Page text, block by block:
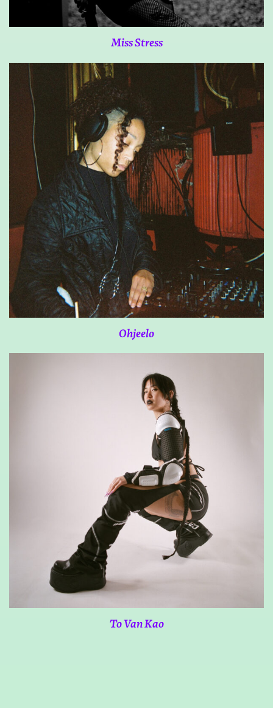
Miss Stress
Ohjeelo
To Van Kao